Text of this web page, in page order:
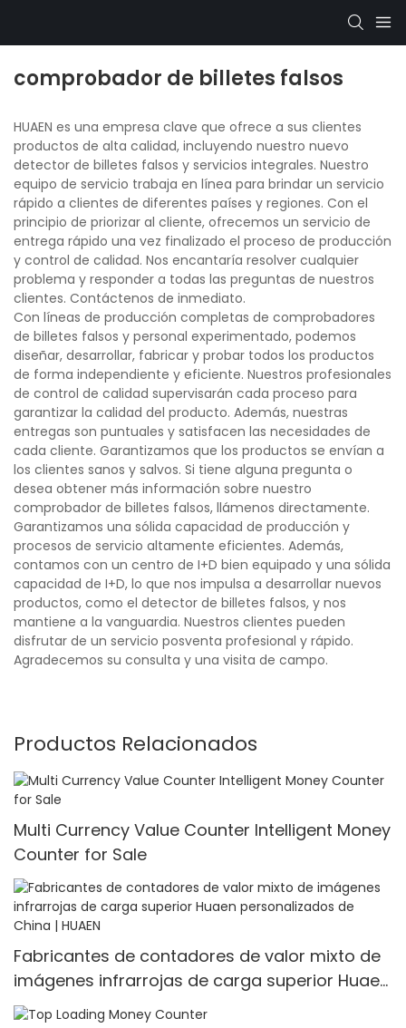
comprobador de billetes falsos
HUAEN es una empresa clave que ofrece a sus clientes
productos de alta calidad, incluyendo nuestro nuevo
detector de billetes falsos y servicios integrales. Nuestro
equipo de servicio trabaja en línea para brindar un servicio
rápido a clientes de diferentes países y regiones. Con el
principio de priorizar al cliente, ofrecemos un servicio de
entrega rápido una vez finalizado el proceso de producción
y control de calidad. Nos encantaría resolver cualquier
problema y responder a todas las preguntas de nuestros
clientes. Contáctenos de inmediato.
Con líneas de producción completas de comprobadores
de billetes falsos y personal experimentado, podemos
diseñar, desarrollar, fabricar y probar todos los productos
de forma independiente y eficiente. Nuestros profesionales
de control de calidad supervisarán cada proceso para
garantizar la calidad del producto. Además, nuestras
entregas son puntuales y satisfacen las necesidades de
cada cliente. Garantizamos que los productos se envían a
los clientes sanos y salvos. Si tiene alguna pregunta o
desea obtener más información sobre nuestro
comprobador de billetes falsos, llámenos directamente.
Garantizamos una sólida capacidad de producción y
procesos de servicio altamente eficientes. Además,
contamos con un centro de I+D bien equipado y una sólida
capacidad de I+D, lo que nos impulsa a desarrollar nuevos
productos, como el detector de billetes falsos, y nos
mantiene a la vanguardia. Nuestros clientes pueden
disfrutar de un servicio posventa profesional y rápido.
Agradecemos su consulta y una visita de campo.
Productos Relacionados
Multi Currency Value Counter Intelligent Money
Counter for Sale
Fabricantes de contadores de valor mixto de
imágenes infrarrojas de carga superior Huaen
personalizados de China | HUAEN